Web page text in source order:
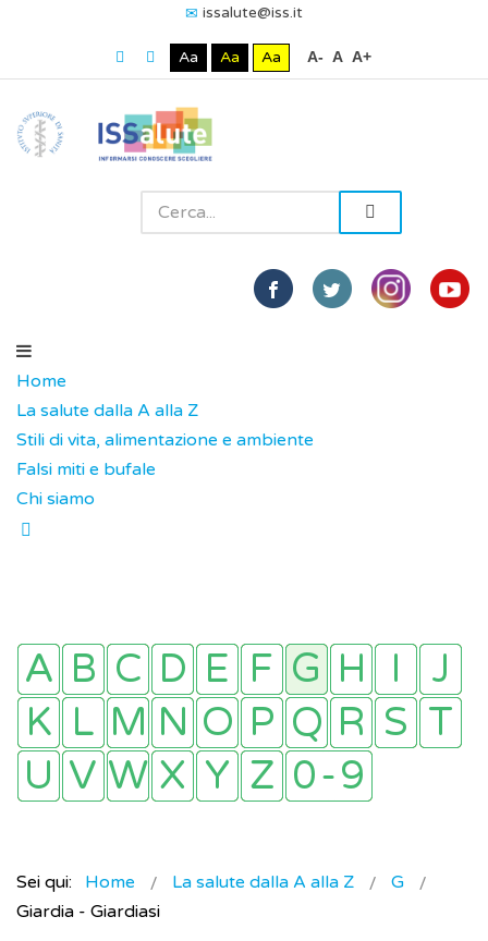
issalute@iss.it
Aa Aa Aa A- A A+
Home
La salute dalla A alla Z
Stili di vita, alimentazione e ambiente
Falsi miti e bufale
Chi siamo
Sei qui: Home La salute dalla A alla Z
G
Giardia - Giardiasi